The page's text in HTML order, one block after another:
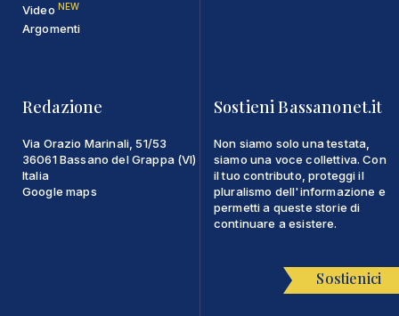
Video NEW
Argomenti
Redazione
Via Orazio Marinali, 51/53
36061 Bassano del Grappa (VI)
Italia
Google maps
Sostieni Bassanonet.it
Non siamo solo una testata,
siamo una voce collettiva. Con
il tuo contributo, proteggi il
pluralismo dell'informazione e
permetti a queste storie di
continuare a esistere.
Sostienici